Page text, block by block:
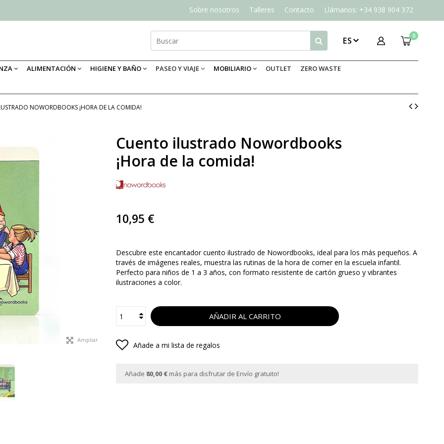
Sobre nosotros Talleres Contacto Llámanos: +34 938 904 372
0
ES
ALIMENTACIÓN HIGIENE Y BAÑO PASEO Y VIAJE MOBILIARIO OUTLET ZERO WASTE
NOWORDBOOKS ¡HORA DE LA COMIDA!
Ampliar
Cuento ilustrado Nowordbooks
¡Hora de la comida!
10,95 €
Descubre este encantador cuento ilustrado de Nowordbooks, ideal para los más pequeños. A
través de imágenes reales, muestra las rutinas de la hora de comer en la escuela infantil.
Perfecto para niños de 1 a 3 años, con formato resistente de cartón grueso y vibrantes
ilustraciones a color.
AÑADIR AL CARRITO
Añade a mi lista de regalos
Añade 80,00 € más para disfrutar de Envío gratuito!